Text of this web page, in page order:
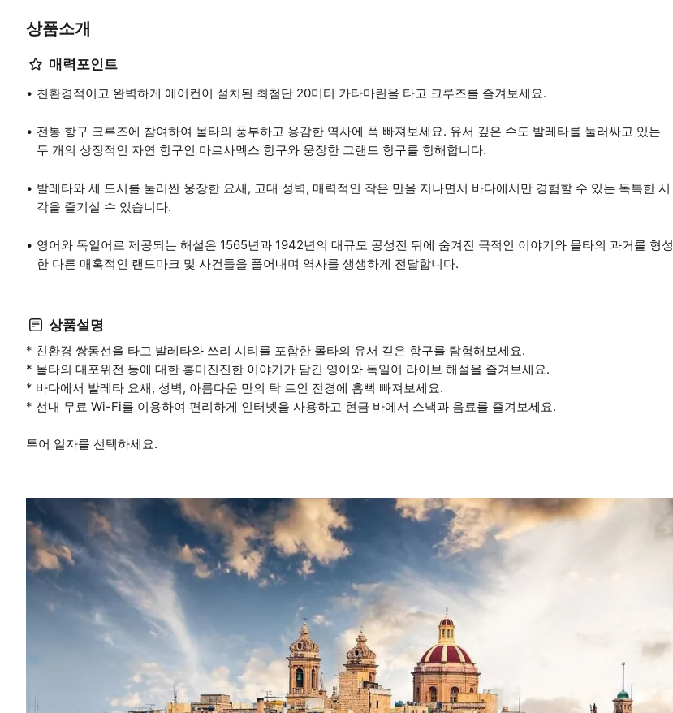
상품소개
매력포인트
친환경적이고 완벽하게 에어컨이 설치된 최첨단 20미터 카타마린을 타고 크루즈를 즐겨보세요.
전통 항구 크루즈에 참여하여 몰타의 풍부하고 용감한 역사에 푹 빠져보세요. 유서 깊은 수도 발레타를 둘러싸고 있는
두 개의 상징적인 자연 항구인 마르사멕스 항구와 웅장한 그랜드 항구를 항해합니다.
발레타와 세 도시를 둘러싼 웅장한 요새, 고대 성벽, 매력적인 작은 만을 지나면서 바다에서만 경험할 수 있는 독특한 시
각을 즐기실 수 있습니다.
영어와 독일어로 제공되는 해설은 1565년과 1942년의 대규모 공성전 뒤에 숨겨진 극적인 이야기와 몰타의 과거를 형성
한 다른 매혹적인 랜드마크 및 사건들을 풀어내며 역사를 생생하게 전달합니다.
상품설명
* 친환경 쌍동선을 타고 발레타와 쓰리 시티를 포함한 몰타의 유서 깊은 항구를 탐험해보세요.
* 몰타의 대포위전 등에 대한 흥미진진한 이야기가 담긴 영어와 독일어 라이브 해설을 즐겨보세요.
* 바다에서 발레타 요새, 성벽, 아름다운 만의 탁 트인 전경에 흠뻑 빠져보세요.
* 선내 무료 Wi-Fi를 이용하여 편리하게 인터넷을 사용하고 현금 바에서 스낵과 음료를 즐겨보세요.
투어 일자를 선택하세요.